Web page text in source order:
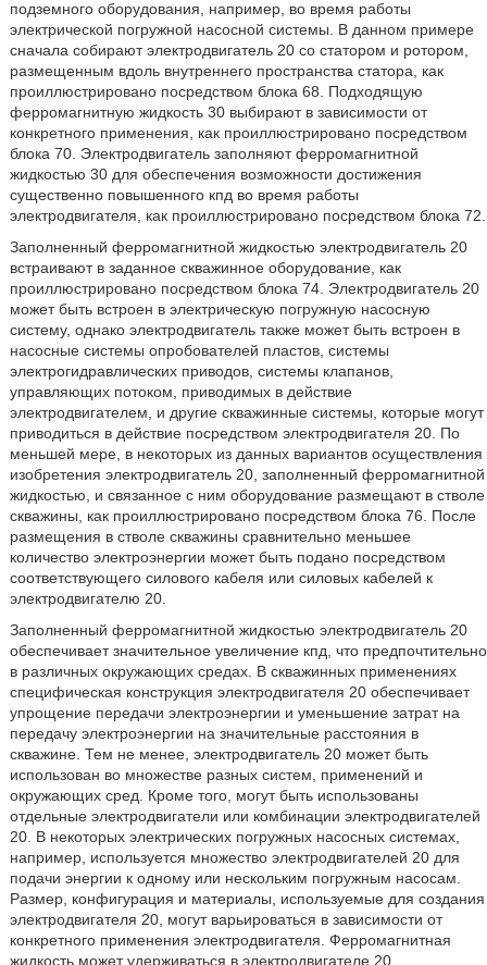
подземного оборудования, например, во время работы
электрической погружной насосной системы. В данном примере
сначала собирают электродвигатель 20 со статором и ротором,
размещенным вдоль внутреннего пространства статора, как
проиллюстрировано посредством блока 68. Подходящую
ферромагнитную жидкость 30 выбирают в зависимости от
конкретного применения, как проиллюстрировано посредством
блока 70. Электродвигатель заполняют ферромагнитной
жидкостью 30 для обеспечения возможности достижения
существенно повышенного кпд во время работы
электродвигателя, как проиллюстрировано посредством блока 72.
Заполненный ферромагнитной жидкостью электродвигатель 20
встраивают в заданное скважинное оборудование, как
проиллюстрировано посредством блока 74. Электродвигатель 20
может быть встроен в электрическую погружную насосную
систему, однако электродвигатель также может быть встроен в
насосные системы опробователей пластов, системы
электрогидравлических приводов, системы клапанов,
управляющих потоком, приводимых в действие
электродвигателем, и другие скважинные системы, которые могут
приводиться в действие посредством электродвигателя 20. По
меньшей мере, в некоторых из данных вариантов осуществления
изобретения электродвигатель 20, заполненный ферромагнитной
жидкостью, и связанное с ним оборудование размещают в стволе
скважины, как проиллюстрировано посредством блока 76. После
размещения в стволе скважины сравнительно меньшее
количество электроэнергии может быть подано посредством
соответствующего силового кабеля или силовых кабелей к
электродвигателю 20.
Заполненный ферромагнитной жидкостью электродвигатель 20
обеспечивает значительное увеличение кпд, что предпочтительно
в различных окружающих средах. В скважинных применениях
специфическая конструкция электродвигателя 20 обеспечивает
упрощение передачи электроэнергии и уменьшение затрат на
передачу электроэнергии на значительные расстояния в
скважине. Тем не менее, электродвигатель 20 может быть
использован во множестве разных систем, применений и
окружающих сред. Кроме того, могут быть использованы
отдельные электродвигатели или комбинации электродвигателей
20. В некоторых электрических погружных насосных системах,
например, используется множество электродвигателей 20 для
подачи энергии к одному или нескольким погружным насосам.
Размер, конфигурация и материалы, используемые для создания
электродвигателя 20, могут варьироваться в зависимости от
конкретного применения электродвигателя. Ферромагнитная
жидкость может удерживаться в электродвигателе 20